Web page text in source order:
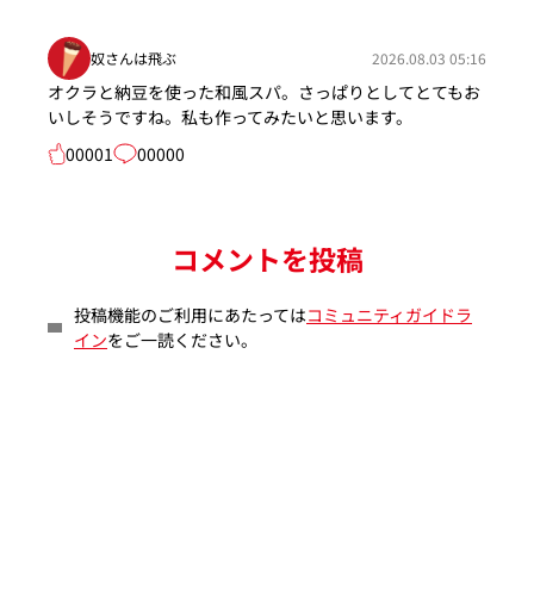
奴さんは飛ぶ 2026.08.03 05:16
オクラと納豆を使った和風スパ。さっぱりとしてとてもお
いしそうですね。私も作ってみたいと思います。
00001
00000
コメントを投稿
投稿機能のご利用にあたってはコミュニティガイドラ
インをご一読ください。